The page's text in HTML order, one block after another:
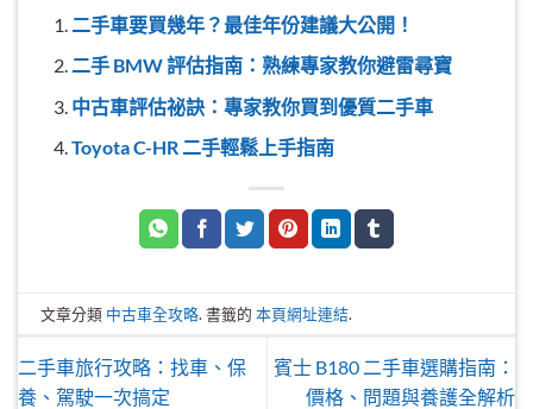
二手車要買幾年？最佳年份建議大公開！
二手 BMW 評估指南：熟練專家教你避雷尋寶
中古車評估祕訣：專家教你買到優質二手車
Toyota C-HR 二手輕鬆上手指南
文章分類 中古車全攻略. 書籤的本頁網址連結.
二手車旅行攻略：找車、保
養、駕駛一次搞定
賓士 B180 二手車選購指南：
價格、問題與養護全解析